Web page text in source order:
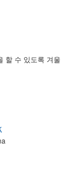
할 수 있도록 겨울